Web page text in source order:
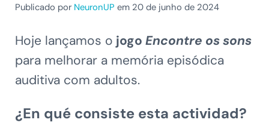
Publicado por NeuronUP em 20 de junho de 2024
Hoje lançamos o jogo Encontre os sons
para melhorar a memória episódica
auditiva com adultos.
¿En qué consiste esta actividad?